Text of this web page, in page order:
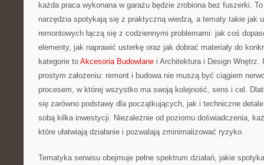
każda praca wykonana w garażu będzie zrobiona bez fuszerki.
narzędzia spotykają się z praktyczną wiedzą, a tematy takie jak
remontowych łączą się z codziennymi problemami: jak coś
elementy, jak naprawić usterkę oraz jak dobrać materiały do
kategorie to Akcesoria Budowlane i Architektura i Design Wnętrz.
prostym założeniu: remont i budowa nie muszą być ciągiem
procesem, w której wszystko ma swoją kolejność, sens i cel.
się zarówno podstawy dla początkujących, jak i techniczne
sobą kilka inwestycji. Niezależnie od poziomu doświadczenia,
które ułatwiają działanie i pozwalają zminimalizować ryzyko.
Tematyka serwisu obejmuje pełne spektrum działań, jakie